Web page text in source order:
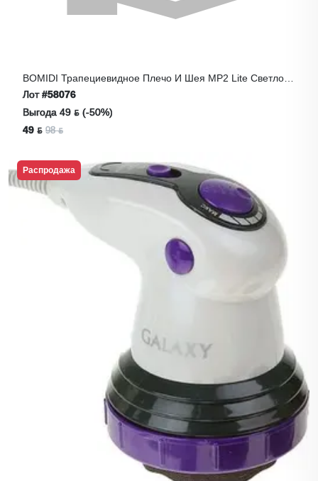
BOMIDI Трапециевидное Плечо И Шея MP2 Lite Светло-
Зеленый, Тип-C
Лот#58076
Выгода 49 ƃ (-50%)
49 ƃ 98 ƃ
Распродажа